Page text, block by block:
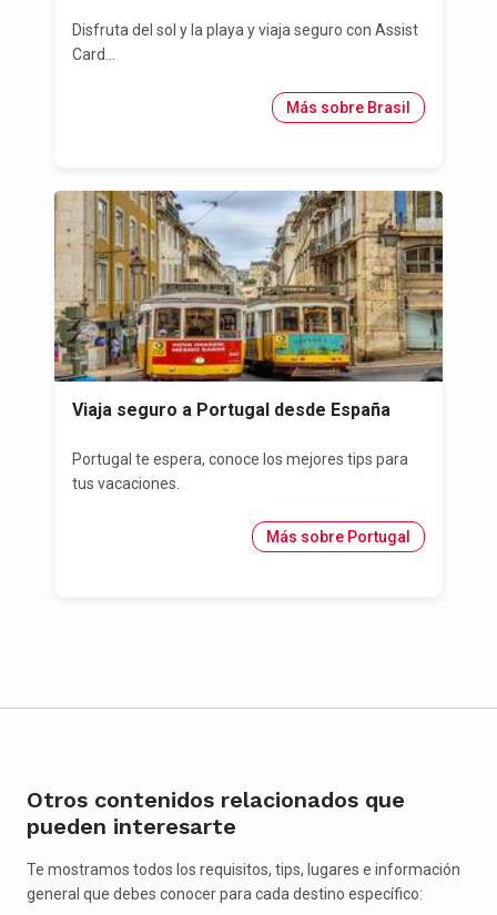
Disfruta del sol y la playa y viaja seguro con Assist
Card...
Más sobre Brasil
Viaja seguro a Portugal desde España
Portugal te espera, conoce los mejores tips para
tus vacaciones.
Más sobre Portugal
Otros contenidos relacionados que
pueden interesarte
Te mostramos todos los requisitos, tips, lugares e información
general que debes conocer para cada destino específico: